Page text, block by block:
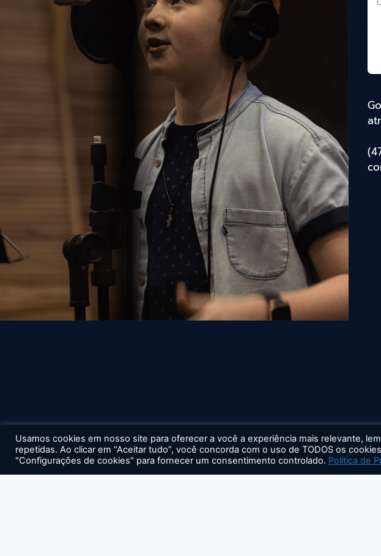
Usamos cookies em nosso site para oferecer a você a experiência mais relevante,
repetidas. Ao clicar em “Aceitar tudo”, você concorda com o uso de TODOS os
"Configurações de cookies" para fornecer um consentimento controlado. Política de